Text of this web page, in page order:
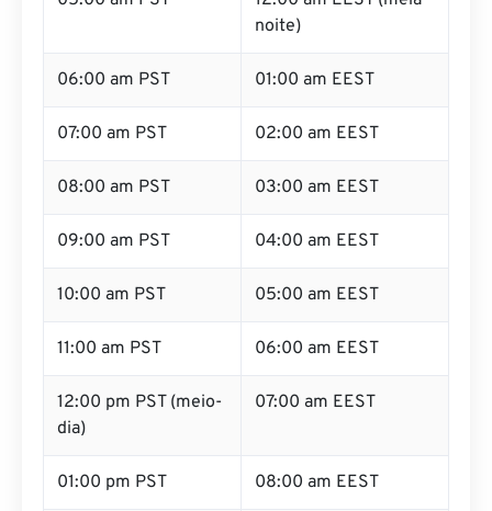
noite)
06:00 am PST 01:00 am EEST
07:00 am PST 02:00 am EEST
08:00 am PST 03:00 am EEST
09:00 am PST 04:00 am EEST
10:00 am PST 05:00 am EEST
11:00 am PST 06:00 am EEST
12:00 pm PST (meio-
dia)
07:00 am EEST
01:00 pm PST 08:00 am EEST